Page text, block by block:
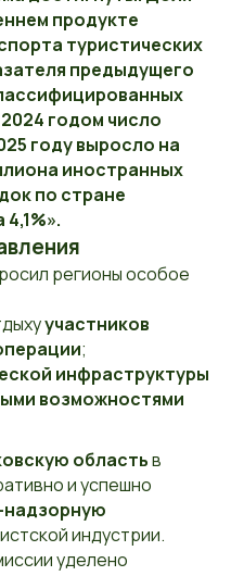
продукте
туристических
предыдущего
годом число
году выросло на
иностранных
по стране
регионы особое
участников
;
инфраструктуры
возможностями
областьв
и успешно
индустрии.
уделено